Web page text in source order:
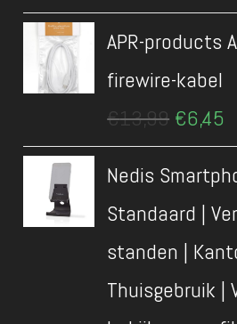
€9,95.
APR-products
firewire-kabel
€13,99
€13,99.
€6,45
Nedis
Standaard |
standen |
Thuisgebruik |